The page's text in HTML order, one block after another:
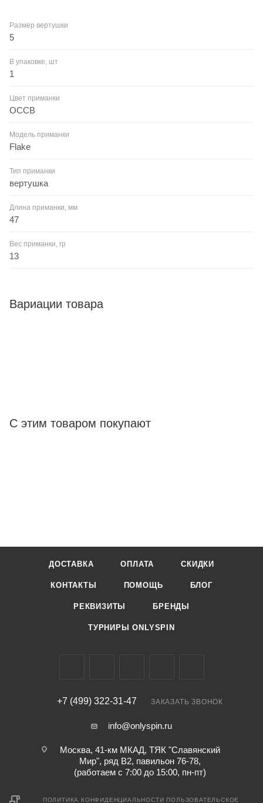
Размер вертушки
5
В упаковке, шт
1
Цвет приманки
OCCB
Модель приманки
Flake
Тип приманки
вертушка
Длина приманки, мм
47
Вес приманки, гр
13
Вариации товара
С этим товаром покупают
ДОСТАВКА ОПЛАТА СКИДКИ
КОНТАКТЫ ПОМОЩЬ БЛОГ
РЕКВИЗИТЫ БРЕНДЫ
ТУРНИРЫ ONLYSPIN
+7 (499) 322-31-47 ЗАКАЗАТЬ ЗВОНОК
info@onlyspin.ru
Москва, 41-км МКАД, ТЯК "Славянский
Мир", ряд В2, павильон 76-78,
(работаем с 7:00 до 15:00, пн-пт)
ПОЛИТИКА КОНФИДЕНЦИАЛЬНОСТИ ПОЛЬЗОВАТЕЛЬСКОЕ